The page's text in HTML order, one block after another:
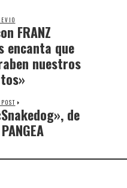
FRANZ
encanta que
nuestros
de